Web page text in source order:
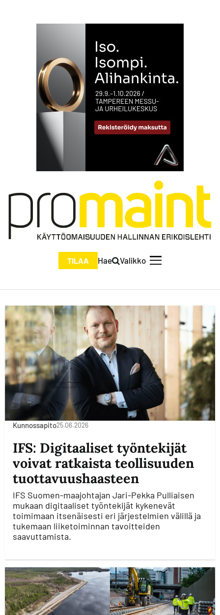
TILAA Hae Valikko
Kunnossapito25.06.2026
IFS: Digitaaliset työntekijät
voivat ratkaista teollisuuden
tuottavuushaasteen
IFS Suomen-maajohtajan Jari-Pekka Pulliaisen
mukaan digitaaliset työntekijät kykenevät
toimimaan itsenäisesti eri järjestelmien välillä ja
tukemaan liiketoiminnan tavoitteiden
saavuttamista.